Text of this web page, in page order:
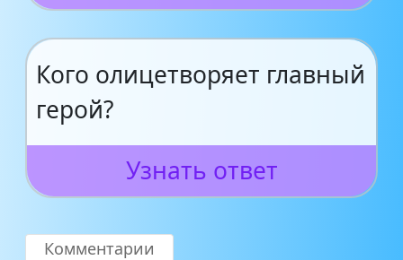
Кого олицетворяет главный
герой?
Узнать ответ
Комментарии